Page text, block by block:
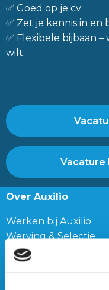
✅ Goed op je cv
✅ Zet je kennis in en
✅ Flexibele bijbaan
wilt
Vacature
Over Auxilio
Werken bij Auxilio
Werving & Selectie
Over ons